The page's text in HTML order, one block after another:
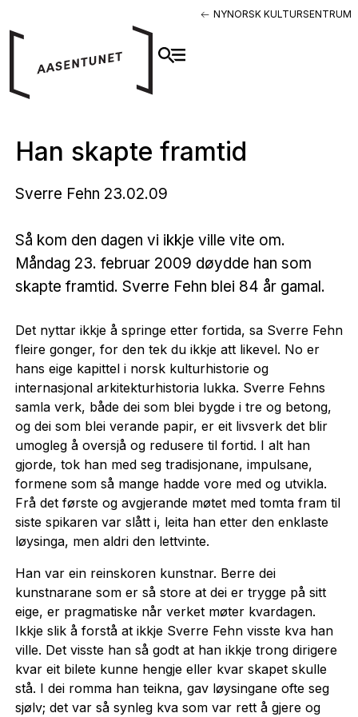
NYNORSK KULTURSENTRUM
Han skapte framtid
Sverre Fehn 23.02.09
Så kom den dagen vi ikkje ville vite om.
Måndag 23. februar 2009 døydde han som
skapte framtid. Sverre Fehn blei 84 år gamal.
Det nyttar ikkje å springe etter fortida, sa Sverre Fehn
fleire gonger, for den tek du ikkje att likevel. No er
hans eige kapittel i norsk kulturhistorie og
internasjonal arkitekturhistoria lukka. Sverre Fehns
samla verk, både dei som blei bygde i tre og betong,
og dei som blei verande papir, er eit livsverk det blir
umogleg å oversjå og redusere til fortid. I alt han
gjorde, tok han med seg tradisjonane, impulsane,
formene som så mange hadde vore med og utvikla.
Frå det første og avgjerande møtet med tomta fram til
siste spikaren var slått i, leita han etter den enklaste
løysinga, men aldri den lettvinte.
Han var ein reinskoren kunstnar. Berre dei
kunstnarane som er så store at dei er trygge på sitt
eige, er pragmatiske når verket møter kvardagen.
Ikkje slik å forstå at ikkje Sverre Fehn visste kva han
ville. Det visste han så godt at han ikkje trong dirigere
kvar eit bilete kunne hengje eller kvar skapet skulle
stå. I dei romma han teikna, gav løysingane ofte seg
sjølv; det var så synleg kva som var rett å gjere og